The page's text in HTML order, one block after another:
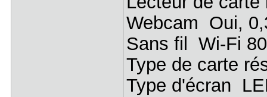
Webcam Oui,
Sans fil Wi-Fi
Type de carte
Type d'écran